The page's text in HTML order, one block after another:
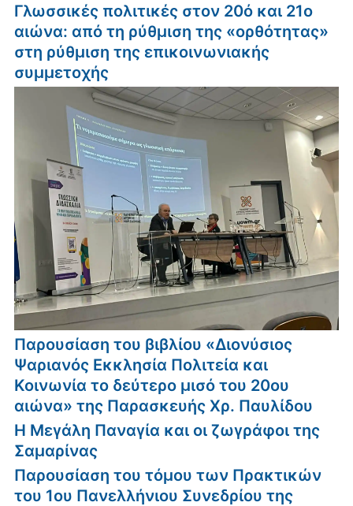
Γλωσσικές πολιτικές στον 20ό και 21ο
αιώνα: από τη ρύθμιση της «ορθότητας»
στη ρύθμιση της επικοινωνιακής
συμμετοχής
Παρουσίαση του βιβλίου «Διονύσιος
Ψαριανός Εκκλησία Πολιτεία και
Κοινωνία το δεύτερο μισό του 20ου
αιώνα» της Παρασκευής Χρ. Παυλίδου
Η Μεγάλη Παναγία και οι ζωγράφοι της
Σαμαρίνας
Παρουσίαση του τόμου των Πρακτικών
του 1ου Πανελλήνιου Συνεδρίου της